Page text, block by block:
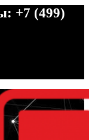
+7 (499)